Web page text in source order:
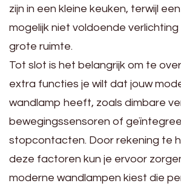
zijn in een kleine keuken, terwijl
mogelijk niet voldoende
grote ruimte.
Tot slot is het belangrijk om te
extra functies je wilt dat jouw
wandlamp heeft, zoals dimbare
bewegingssensoren of
stopcontacten. Door rekening te
deze factoren kun je ervoor
moderne wandlampen kiest die